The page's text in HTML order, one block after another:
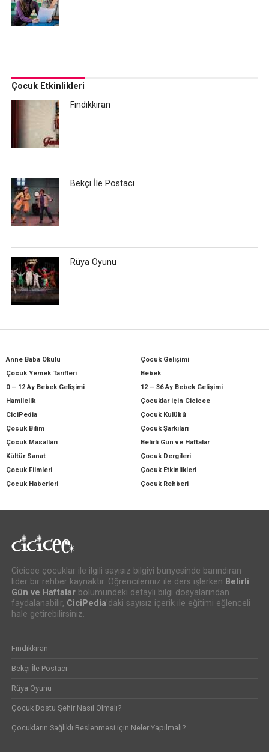
Çocuk Etkinlikleri
Fındıkkıran
Bekçi İle Postacı
Rüya Oyunu
Anne Baba Okulu
Çocuk Gelişimi
Çocuk Yemek Tarifleri
Bebek
0 – 12 Ay Bebek Gelişimi
12 – 36 Ay Bebek Gelişimi
Hamilelik
Çocuklar için Cicicee
CiciPedia
Çocuk Kulübü
Çocuk Bilim
Çocuk Şarkıları
Çocuk Masalları
Belirli Gün ve Haftalar
Kültür Sanat
Çocuk Dergileri
Çocuk Filmleri
Çocuk Etkinlikleri
Çocuk Haberleri
Çocuk Rehberi
Cicicee çocuklar ile ilgili sayısız bilgiyi bünyesinde barındıran
lider bir rehber kaynaktır. Öğrencileriniz ile ders işlerken Belirli
Gün ve Haftalarbölümündeki detaylı bilgi dosyalarından
faydalanabilir, CiciPedia’daki sayısız içerik ile eğitimi eğlenceli
hale getirebilirsiniz.
Fındıkkıran
Bekçi İle Postacı
Rüya Oyunu
Çocuk Dostu Şehir Nasıl Olmalı?
Çocukların Sağlıklı Beslenmesi için Neler Yapılmalı?